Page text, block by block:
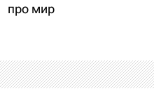
про мир